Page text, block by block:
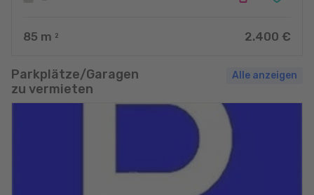
85 m 2 2.400 €
Parkplätze/Garagen
zu vermieten
Alle anzeigen